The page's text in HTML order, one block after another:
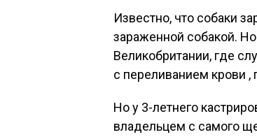
Известно, что собаки
зараженной собакой.
Великобритании, где
с переливанием крови ,
Но у 3-летнего
владельцем с самого